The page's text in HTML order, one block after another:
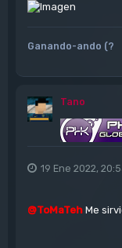
Ganando-ando (?
Tano
19 Ene 2022,
@ToMaTeh Me